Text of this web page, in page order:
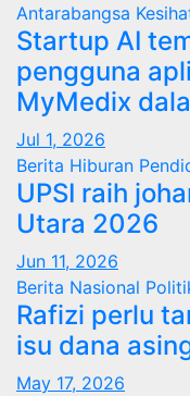
Antarabangsa
Startup AI
pengguna
MyMedix
Jul 1, 2026
Berita Hiburan
UPSI raih
Utara 2026
Jun 11, 2026
Berita Nasional
Rafizi perlu
isu dana
May 17, 2026